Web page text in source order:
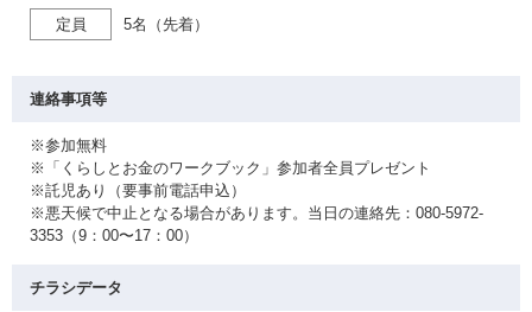
定員 5名（先着）
連絡事項等
※参加無料
※「くらしとお金のワークブック」参加者全員プレゼント
※託児あり（要事前電話申込）
※悪天候で中止となる場合があります。当日の連絡先：080-5972-
3353（9：00〜17：00）
チラシデータ